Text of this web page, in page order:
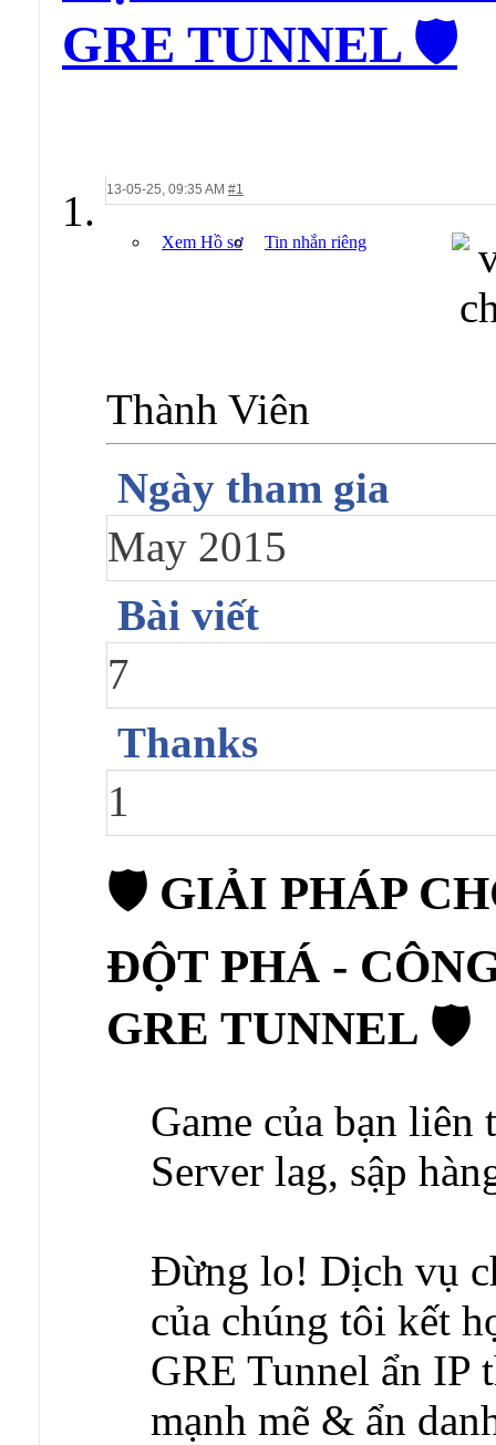
GRE TUNNEL 🛡️
13-05-25, 09:35 AM #1
Xem Hồ sơ Tin nhắn riêng
Thành Viên
Ngày tham gia
May 2015
Bài viết
7
Thanks
1
🛡️ GIẢI PHÁP
ĐỘT PHÁ -
GRE TUNNEL 🛡️
Game của bạn
Server lag, sập
Đừng lo! Dịch vụ
của chúng tôi kết
GRE Tunnel ẩn IP
mạnh mẽ & ẩn